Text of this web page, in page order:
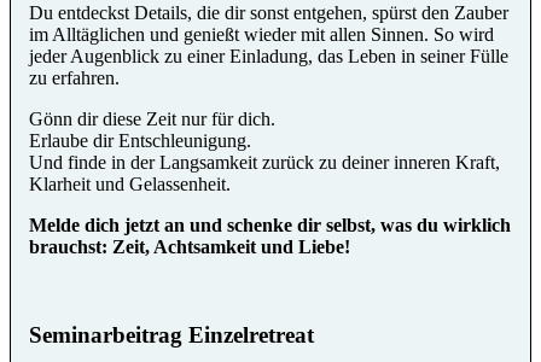
Du entdeckst Details, die dir sonst entgehen, spürst den Zauber
im Alltäglichen und genießt wieder mit allen Sinnen. So wird
jeder Augenblick zu einer Einladung, das Leben in seiner Fülle
zu erfahren.
Gönn dir diese Zeit nur für dich.
Erlaube dir Entschleunigung.
Und finde in der Langsamkeit zurück zu deiner inneren Kraft,
Klarheit und Gelassenheit.
Melde dich jetzt an und schenke dir selbst, was du wirklich
brauchst: Zeit, Achtsamkeit und Liebe!
Seminarbeitrag Einzelretreat